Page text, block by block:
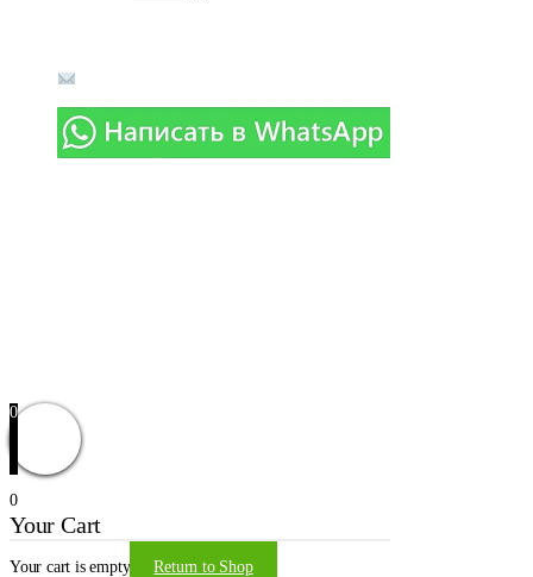
0
0
Your Cart
Your cart is empty Return to Shop